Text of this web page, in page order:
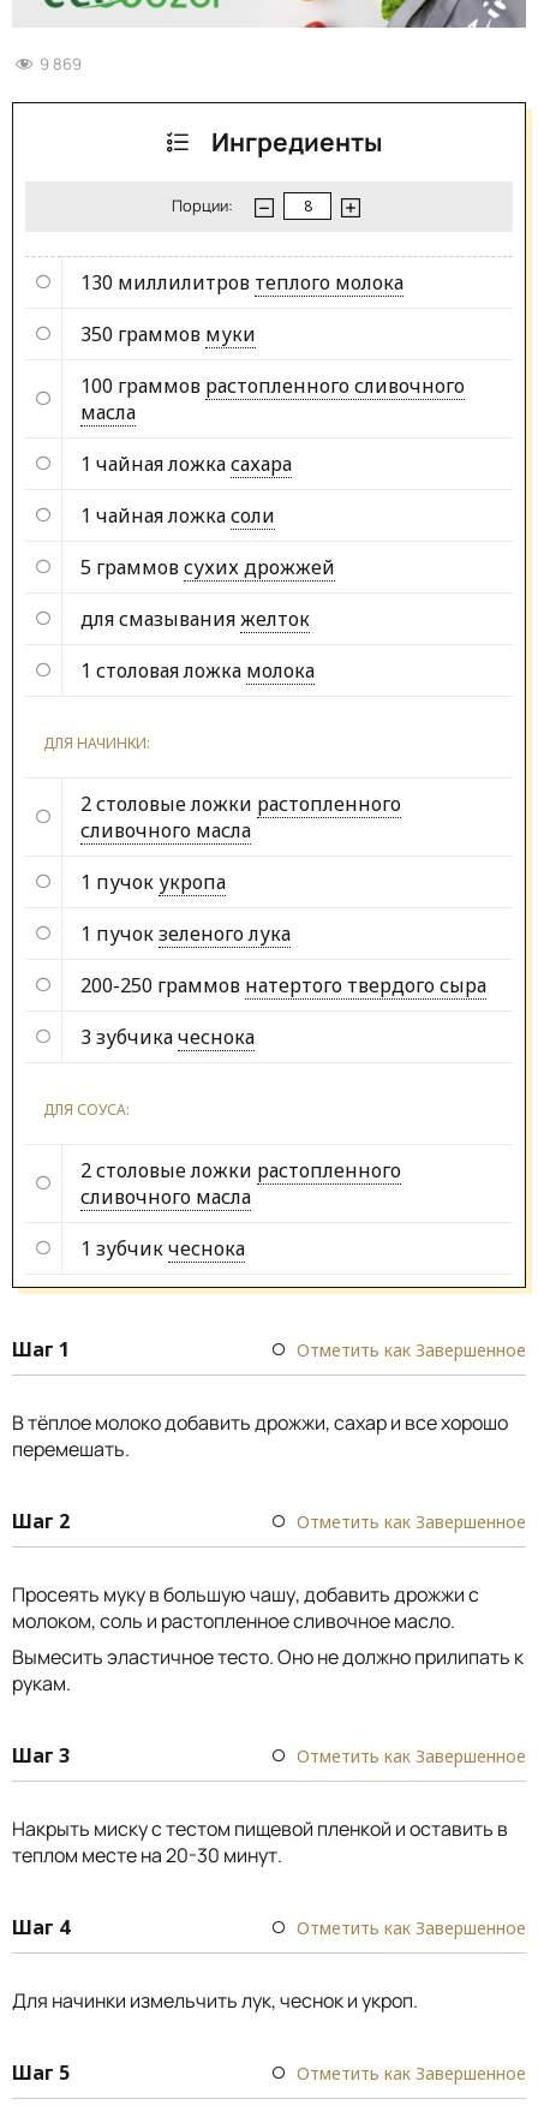
9 869
Ингредиенты
Порции:
130 миллилитров теплого молока
350 граммов муки
100 граммов растопленного сливочного
масла
1 чайная ложкасахара
1 чайная ложкасоли
5 граммовсухих дрожжей
для смазыванияжелток
1 столовая ложка молока
ДЛЯ НАЧИНКИ:
2 столовые ложки растопленного
сливочного масла
1 пучок укропа
1 пучокзеленого лука
200-250 граммов натертого твердого сыра
3 зубчикачеснока
ДЛЯ СОУСА:
2 столовые ложки растопленного
сливочного масла
1 зубчикчеснока
Шаг 1 Отметить как Завершенное
В тёплое молоко добавить дрожжи, сахар и все хорошо
перемешать.
Шаг 2 Отметить как Завершенное
Просеять муку в большую чашу, добавить дрожжи с
молоком, соль и растопленное сливочное масло.
Вымесить эластичное тесто. Оно не должно прилипать к
рукам.
Шаг 3 Отметить как Завершенное
Накрыть миску с тестом пищевой пленкой и оставить в
теплом месте на 20-30 минут.
Шаг 4 Отметить как Завершенное
Для начинки измельчить лук, чеснок и укроп.
Шаг 5 Отметить как Завершенное